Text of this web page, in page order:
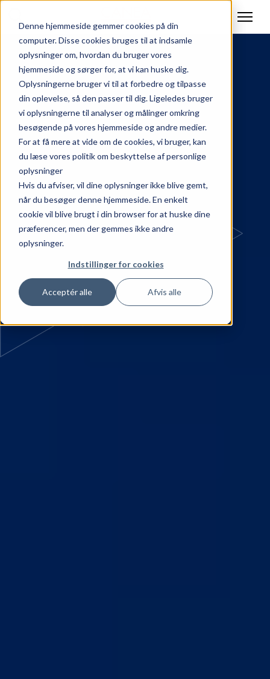
Denne hjemmeside gemmer cookies på din
computer. Disse cookies bruges til at indsamle
oplysninger om, hvordan du bruger vores
hjemmeside og sørger for, at vi kan huske dig.
Oplysningerne bruger vi til at forbedre og tilpasse
din oplevelse, så den passer til dig. Ligeledes bruger
vi oplysningerne til analyser og målinger omkring
besøgende på vores hjemmeside og andre medier.
For at få mere at vide om de cookies, vi bruger, kan
du læse vores politik om beskyttelse af personlige
oplysninger
Hvis du afviser, vil dine oplysninger ikke blive gemt,
når du besøger denne hjemmeside. En enkelt
cookie vil blive brugt i din browser for at huske dine
præferencer, men der gemmes ikke andre
oplysninger.
Indstillinger for cookies
Acceptér alle Afvis alle